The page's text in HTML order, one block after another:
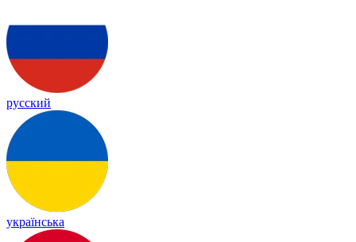
русский
українська